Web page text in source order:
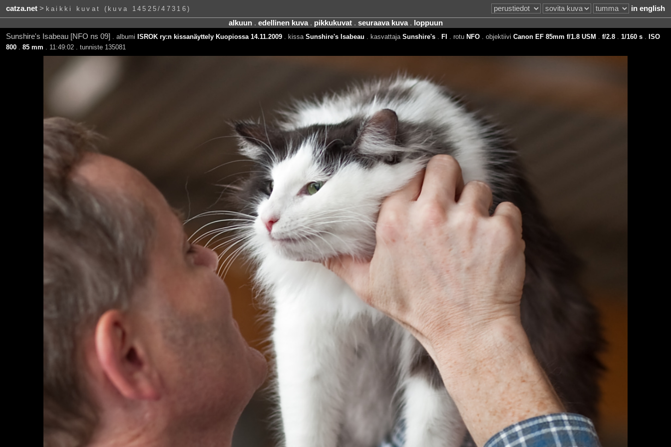
catza.net> kaikki kuvat (kuva 14525/47316)
in english
alkuun. edellinen kuva. pikkukuvat. seuraava kuva. loppuun
Sunshire's Isabeau [NFO ns 09]
. albumi ISROK ry:n kissanäyttely Kuopiossa 14.11.2009. kissa Sunshire's Isabeau . kasvattaja Sunshire's. FI . rotu NFO. objektiivi Canon EF 85mm f/1.8 USM f/2.8. 1/160 s.
ISO
800. 85 mm . 11:49:02 . tunniste 135081